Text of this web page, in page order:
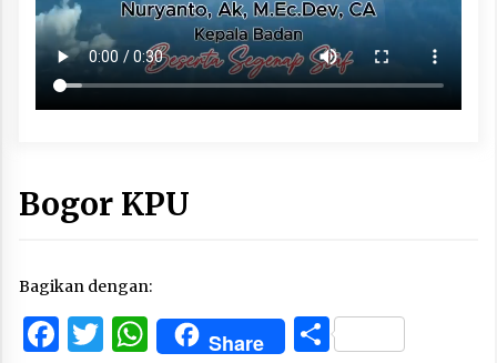
Bogor KPU
Bagikan dengan:
Facebook
Twitter
WhatsApp
Share Share